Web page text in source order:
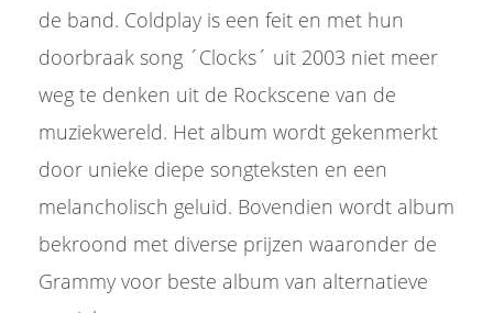
de band. Coldplay is een feit en met hun
doorbraak song ´Clocks´ uit 2003 niet meer
weg te denken uit de Rockscene van de
muziekwereld. Het album wordt gekenmerkt
door unieke diepe songteksten en een
melancholisch geluid. Bovendien wordt album
bekroond met diverse prijzen waaronder de
Grammy voor beste album van alternatieve